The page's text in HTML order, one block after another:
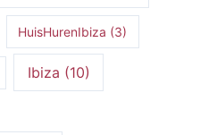
HuisHurenIbiza (3)
Ibiza (10)